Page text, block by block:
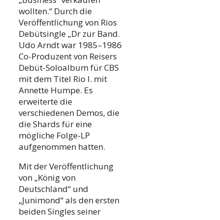
wollten.“ Durch die
Veröffentlichung von Rios
Debütsingle „Dr zur Band.
Udo Arndt war 1985–1986
Co-Produzent von Reisers
Debüt-Soloalbum für CBS
mit dem Titel Rio I. mit
Annette Humpe. Es
erweiterte die
verschiedenen Demos, die
die Shards für eine
mögliche Folge-LP
aufgenommen hatten.
Mit der Veröffentlichung
von „König von
Deutschland“ und
„Junimond“ als den ersten
beiden Singles seiner